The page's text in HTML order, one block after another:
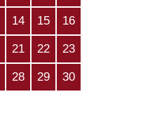
14 15 16
21 22 23
28 29 30